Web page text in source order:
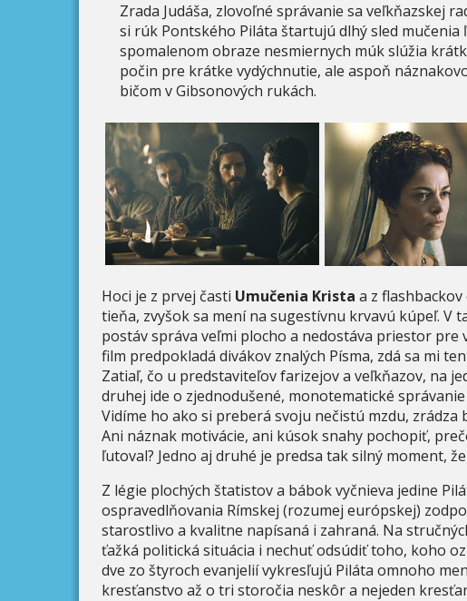
Zrada Judáša, zlovoľné správanie sa veľkňazskej
si rúk Pontského Piláta štartujú dlhý sled mučenia
spomalenom obraze nesmiernych múk slúžia
počin pre krátke vydýchnutie, ale aspoň
bičom v Gibsonových rukách.
Hoci je z prvej časti Umučenia Krista a z
tieňa, zvyšok sa mení na sugestívnu krvavú kúpeľ. V
postáv správa veľmi plocho a nedostáva priestor pre
film predpokladá divákov znalých Písma, zdá sa mi
Zatiaľ, čo u predstaviteľov farizejov a veľkňazov, na
druhej ide o zjednodušené, monotematické
Vidíme ho ako si preberá svoju nečistú mzdu, zrádza
Ani náznak motivácie, ani kúsok snahy pochopiť,
ľutoval? Jedno aj druhé je predsa tak silný moment,
Z légie plochých štatistov a bábok vyčnieva jedine
ospravedlňovania Rímskej (rozumej európskej)
starostlivo a kvalitne napísaná i zahraná. Na
ťažká politická situácia i nechuť odsúdiť toho, koho
dve zo štyroch evanjelií vykresľujú Piláta omnoho
kresťanstvo až o tri storočia neskôr a nejeden